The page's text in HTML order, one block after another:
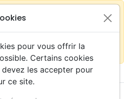
sur le site France close
de la Bible Suisse
shopping_cart
pour vous offrir la
Certains cookies
les accepter pour
ce site.